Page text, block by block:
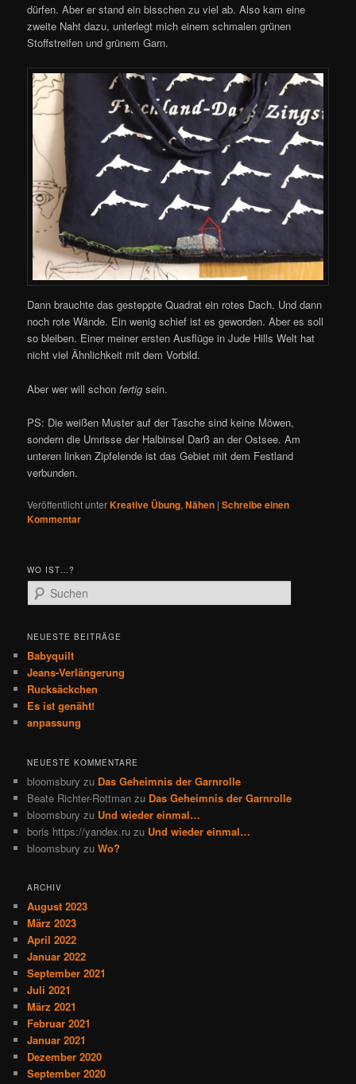
dürfen. Aber er stand ein bisschen zu viel ab. Also kam eine
zweite Naht dazu, unterlegt mich einem schmalen grünen
Stoffstreifen und grünem Garn.
Dann brauchte das gesteppte Quadrat ein rotes Dach. Und dann
noch rote Wände. Ein wenig schief ist es geworden. Aber es soll
so bleiben. Einer meiner ersten Ausflüge in Jude Hills Welt hat
nicht viel Ähnlichkeit mit dem Vorbild.
Aber wer will schonfertig sein.
PS: Die weißen Muster auf der Tasche sind keine Möwen,
sondern die Umrisse der Halbinsel Darß an der Ostsee. Am
unteren linken Zipfelende ist das Gebiet mit dem Festland
verbunden.
Veröffentlicht unterKreative Übung,Nähen |Schreibe einen
Kommentar
WO IST…?
u
h
n
NEUESTE BEITRÄGE
Babyquilt
Jeans-Verlängerung
Rucksäckchen
Es ist genäht!
anpassung
NEUESTE KOMMENTARE
bloomsbury zu Das Geheimnis der Garnrolle
Beate Richter-Rottman zu Das Geheimnis der Garnrolle
bloomsbury zu Und wieder einmal…
boris https://yandex.ru zu Und wieder einmal…
bloomsbury zuWo?
ARCHIV
August 2023
März 2023
April 2022
Januar 2022
September 2021
Juli 2021
März 2021
Februar 2021
Januar 2021
Dezember 2020
September 2020